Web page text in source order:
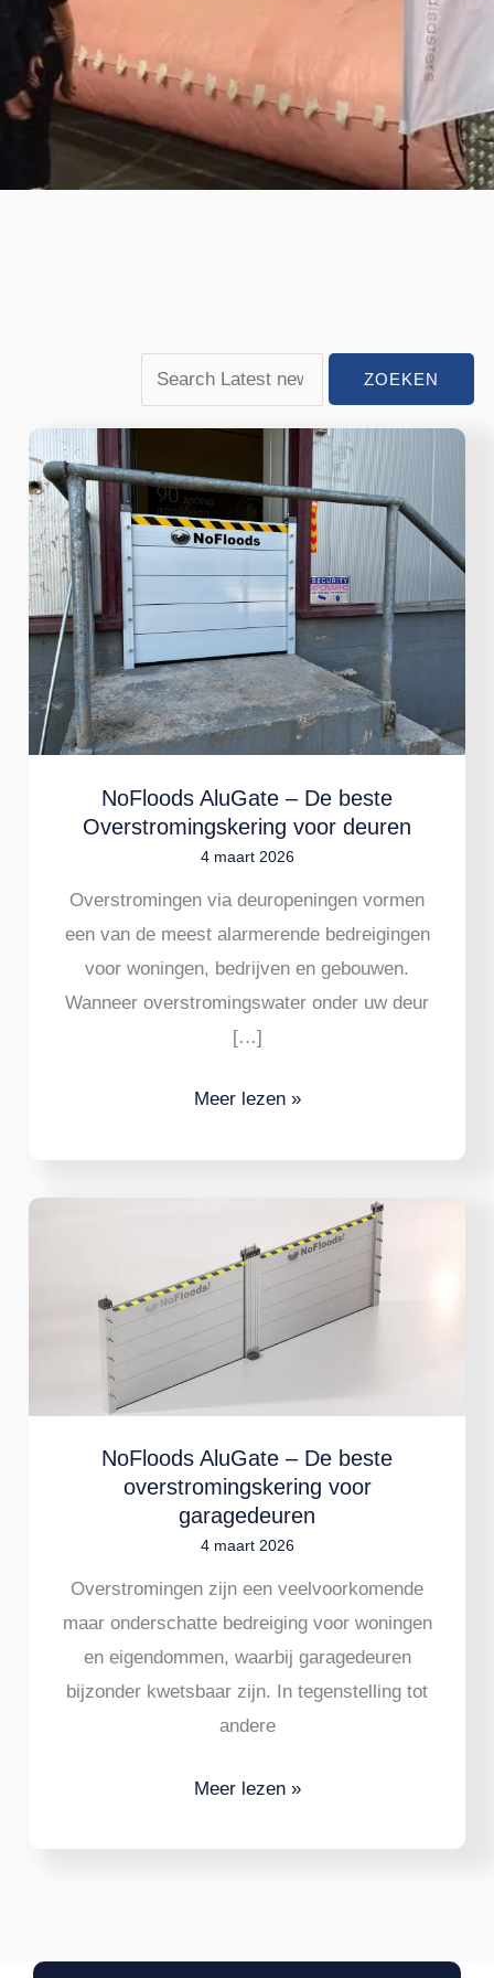
NoFloods AluGate – De beste
Overstromingskering voor deuren
4 maart 2026
Overstromingen via deuropeningen vormen
een van de meest alarmerende bedreigingen
voor woningen, bedrijven en gebouwen.
Wanneer overstromingswater onder uw deur
[…]
NoFloods
AluGate
–
De
beste
Overstromingskering
deuren
Meer lezen »
NoFloods AluGate – De beste
overstromingskering voor
garagedeuren
4 maart 2026
Overstromingen zijn een veelvoorkomende
maar onderschatte bedreiging voor woningen
en eigendommen, waarbij garagedeuren
bijzonder kwetsbaar zijn. In tegenstelling tot
andere
AluGate
–
De
beste
overstromingskering
voor
garagedeuren
Meer lezen »